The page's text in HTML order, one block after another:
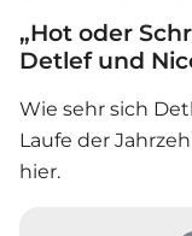
„Hot oder
Detlef und
Wie sehr sich
Laufe der
hier.